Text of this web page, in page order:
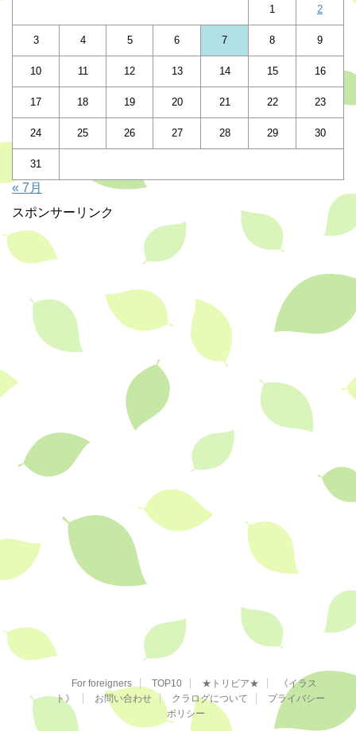
1 2
3 4 5 6 7 8 9
10 11 12 13 14 15 16
17 18 19 20 21 22 23
24 25 26 27 28 29 30
31
« 7月
スポンサーリンク
For foreigners TOP10 ★トリビア★
《イラス
ト》
お問い合わせ クラログについて
プライバシー
ポリシー